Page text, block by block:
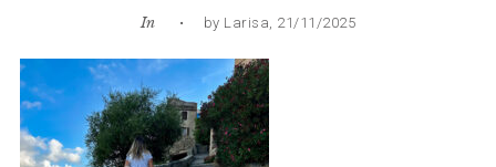
In • by Larisa, 21/11/2025